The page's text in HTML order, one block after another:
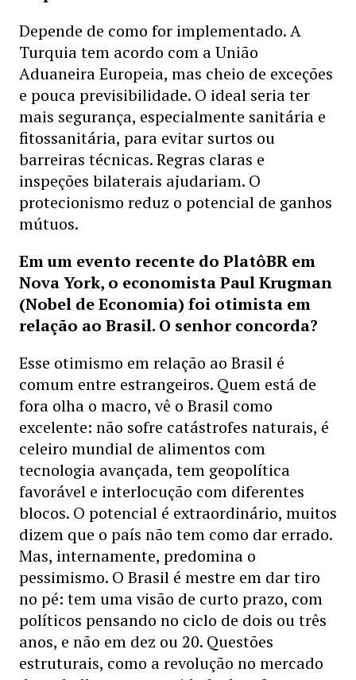
Depende de como for implementado. A
Turquia tem acordo com a União
Aduaneira Europeia, mas cheio de exceções
e pouca previsibilidade. O ideal seria ter
mais segurança, especialmente sanitária e
fitossanitária, para evitar surtos ou
barreiras técnicas. Regras claras e
inspeções bilaterais ajudariam. O
protecionismo reduz o potencial de ganhos
mútuos.
Em um evento recente do PlatôBR em
Nova York, o economista Paul Krugman
(Nobel de Economia) foi otimista em
relação ao Brasil. O senhor concorda?
Esse otimismo em relação ao Brasil é
comum entre estrangeiros. Quem está de
fora olha o macro, vê o Brasil como
excelente: não sofre catástrofes naturais, é
celeiro mundial de alimentos com
tecnologia avançada, tem geopolítica
favorável e interlocução com diferentes
blocos. O potencial é extraordinário, muitos
dizem que o país não tem como dar errado.
Mas, internamente, predomina o
pessimismo. O Brasil é mestre em dar tiro
no pé: tem uma visão de curto prazo, com
políticos pensando no ciclo de dois ou três
anos, e não em dez ou 20. Questões
estruturais, como a revolução no mercado